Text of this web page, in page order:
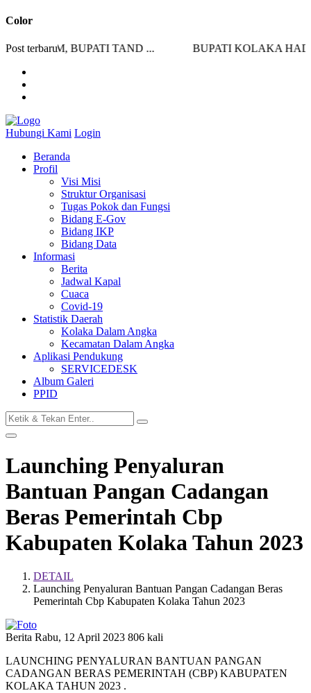
Color
Post terbaruBUPATI TAND ... BUPATI KOLAKA
Hubungi Kami Login
Beranda
Profil
Visi Misi
Struktur Organisasi
Tugas Pokok dan Fungsi
Bidang E-Gov
Bidang IKP
Bidang Data
Informasi
Berita
Jadwal Kapal
Cuaca
Covid-19
Statistik Daerah
Kolaka Dalam Angka
Kecamatan Dalam Angka
Aplikasi Pendukung
SERVICEDESK
Album Galeri
PPID
Launching Penyaluran
Bantuan Pangan Cadangan
Beras Pemerintah Cbp
Kabupaten Kolaka Tahun 2023
DETAIL
Launching Penyaluran Bantuan Pangan Cadangan Beras
Pemerintah Cbp Kabupaten Kolaka Tahun 2023
Berita Rabu, 12 April 2023 806 kali
LAUNCHING PENYALURAN BANTUAN PANGAN
CADANGAN BERAS PEMERINTAH (CBP) KABUPATEN
KOLAKA TAHUN 2023 .